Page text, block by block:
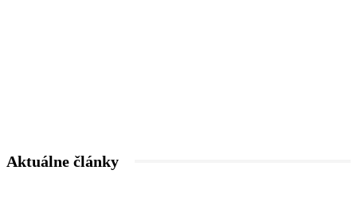
Aktuálne články